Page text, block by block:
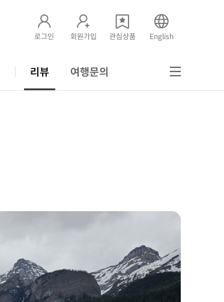
로그인 회원가입 관심상품 English
리뷰 여행문의